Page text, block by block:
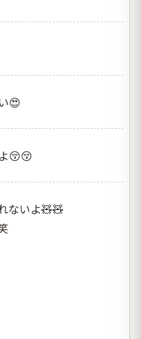
😍
😚😚
ないよ🧸🧸